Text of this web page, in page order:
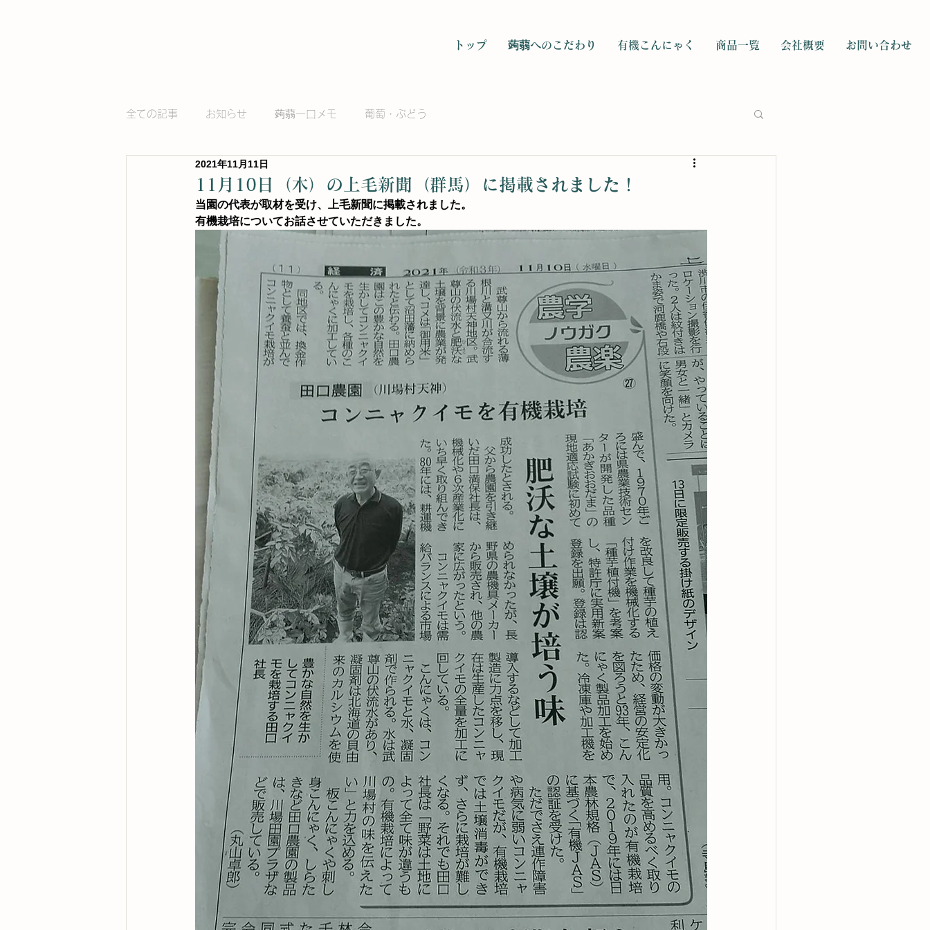
トップ 蒟蒻へのこだわり 有機こんにゃく 商品一覧 会社概要 お問い合わせ
全ての記事 お知らせ 蒟蒻一口メモ 葡萄・ぶどう
11月10日（木）の上毛新聞（群馬）に掲載されました！
2021年11月11日
当園の代表が取材を受け、上毛新聞に掲載されました。
有機栽培についてお話させていただきました。